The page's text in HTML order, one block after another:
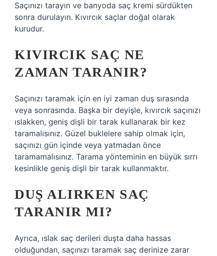
Saçınızı tarayın ve banyoda saç kremi sürdükten
sonra durulayın. Kıvırcık saçlar doğal olarak
kurudur.
KIVIRCIK SAÇ NE
ZAMAN TARANIR?
Saçınızı taramak için en iyi zaman duş sırasında
veya sonrasında. Başka bir deyişle, kıvırcık saçınızı
ıslakken, geniş dişli bir tarak kullanarak bir kez
taramalısınız. Güzel buklelere sahip olmak için,
saçınızı gün içinde veya yatmadan önce
taramamalısınız. Tarama yönteminin en büyük sırrı
kesinlikle geniş dişli bir tarak kullanmaktır.
DUŞ ALIRKEN SAÇ
TARANIR MI?
Ayrıca, ıslak saç derileri duşta daha hassas
olduğundan, saçınızı taramak saç derinize zarar